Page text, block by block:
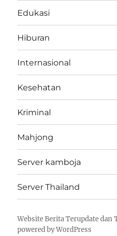
Edukasi
Hiburan
Internasional
Kesehatan
Kriminal
Mahjong
Server kamboja
Server Thailand
Website Berita Terupdate dan
powered by WordPress